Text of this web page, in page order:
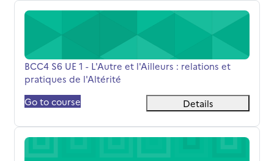
BCC4 S6 UE 1 - L'Autre et l'Ailleurs : relations et
Όνομα μαθήματος
BCC4 S6 UE 1 - L'Autre et l'Ailleurs : relations et
pratiques de l'Altérité
Go to course
Details
L2 S4 Les sciences humaines entre comprendre et agir